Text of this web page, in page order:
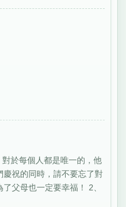
於每個人都是唯一的，他
祝的同時，請不要忘了對
父母也一定要幸福！ 2、